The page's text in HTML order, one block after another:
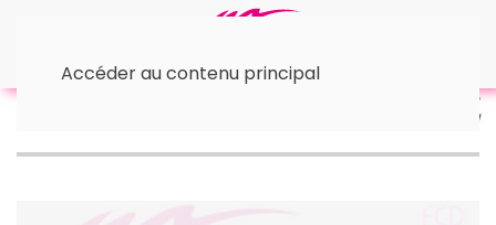
Accéder au contenu principal